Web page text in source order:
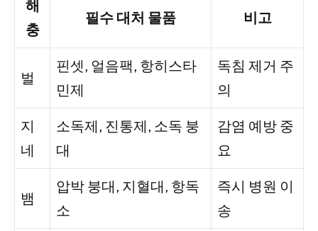
해
충
필수 대처 물품 비고
벌
핀셋, 얼음팩, 항히스타
민제
독침 제거 주
의
지
네
소독제, 진통제, 소독 붕
대
감염 예방 중
요
뱀
압박 붕대, 지혈대, 항독
소
즉시 병원 이
송